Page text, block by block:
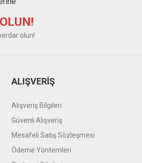
olun!
ALIŞVERİŞ
Alışveriş Bilgileri
Güvenli Alışveriş
Mesafeli Satış Sözleşmesi
Ödeme Yöntemleri